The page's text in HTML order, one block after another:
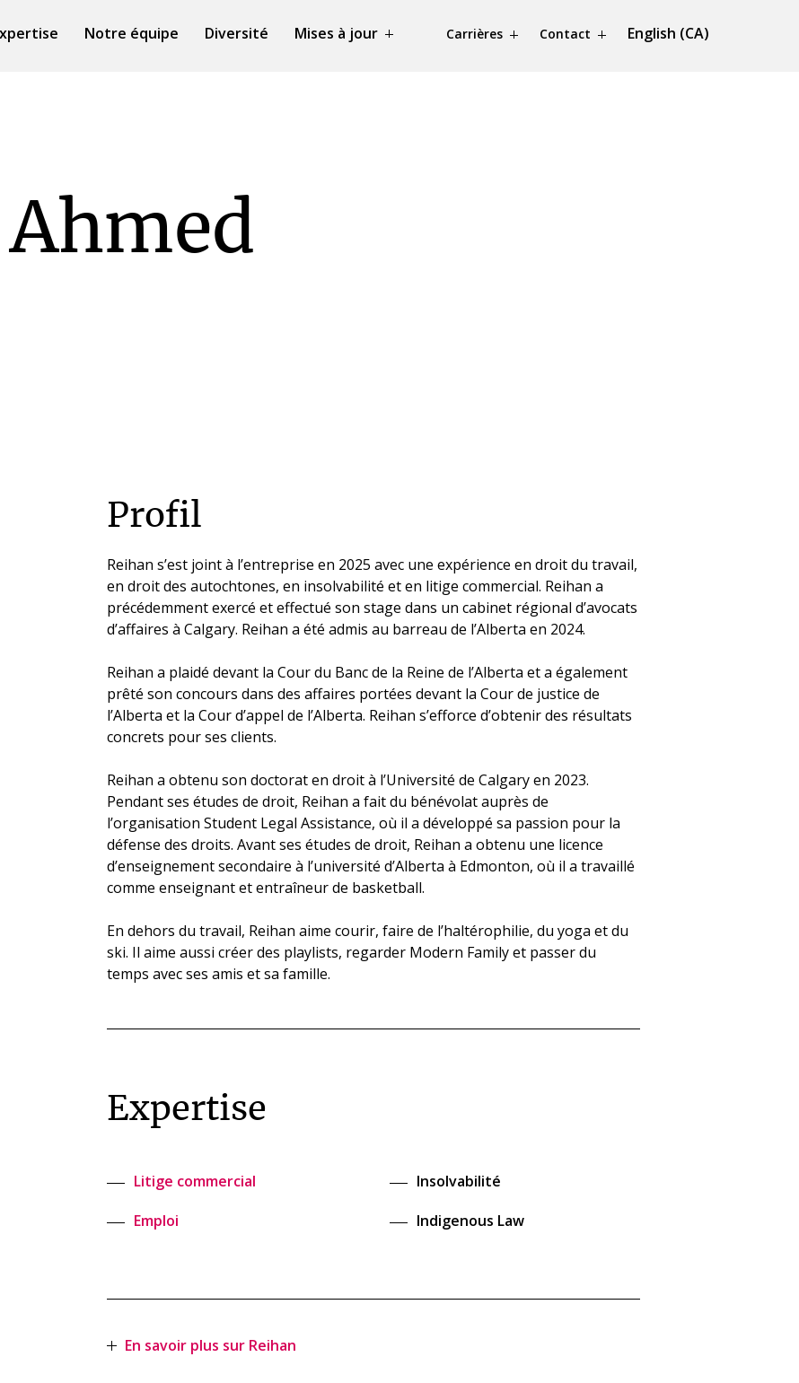
Notre équipe Diversité Mises à jour Carrières Contact English (CA)
Profil
Reihan s’est joint à l’entreprise en 2025 avec une expérience en droit du travail,
en droit des autochtones, en insolvabilité et en litige commercial. Reihan a
précédemment exercé et effectué son stage dans un cabinet régional d’avocats
d’affaires à Calgary. Reihan a été admis au barreau de l’Alberta en 2024.
Reihan a plaidé devant la Cour du Banc de la Reine de l’Alberta et a également
prêté son concours dans des affaires portées devant la Cour de justice de
l’Alberta et la Cour d’appel de l’Alberta. Reihan s’efforce d’obtenir des résultats
concrets pour ses clients.
Reihan a obtenu son doctorat en droit à l’Université de Calgary en 2023.
Pendant ses études de droit, Reihan a fait du bénévolat auprès de
l’organisation Student Legal Assistance, où il a développé sa passion pour la
défense des droits. Avant ses études de droit, Reihan a obtenu une licence
d’enseignement secondaire à l’université d’Alberta à Edmonton, où il a travaillé
comme enseignant et entraîneur de basketball.
En dehors du travail, Reihan aime courir, faire de l’haltérophilie, du yoga et du
ski. Il aime aussi créer des playlists, regarder Modern Family et passer du
temps avec ses amis et sa famille.
Expertise
Litige commercial
Emploi
Insolvabilité
Indigenous Law
En savoir plus sur Reihan